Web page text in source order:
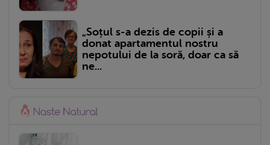
„Soțul s-a dezis de copii și a
donat apartamentul nostru
nepotului de la soră, doar ca să
ne...